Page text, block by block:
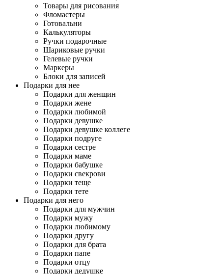
Товары для рисования
Фломастеры
Готовальни
Калькуляторы
Ручки подарочные
Шариковые ручки
Гелевые ручки
Маркеры
Блоки для записей
Подарки для нее
Подарки для женщин
Подарки жене
Подарки любимой
Подарки девушке
Подарки девушке коллеге
Подарки подруге
Подарки сестре
Подарки маме
Подарки бабушке
Подарки свекрови
Подарки теще
Подарки тете
Подарки для него
Подарки для мужчин
Подарки мужу
Подарки любимому
Подарки другу
Подарки для брата
Подарки папе
Подарки отцу
Подарки дедушке